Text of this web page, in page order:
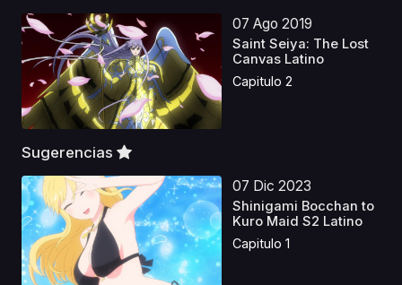
07 Ago 2019
Saint Seiya: The Lost
Canvas Latino
Capitulo 2
Sugerencias
07 Dic 2023
Shinigami Bocchan to
Kuro Maid S2 Latino
Capitulo 1